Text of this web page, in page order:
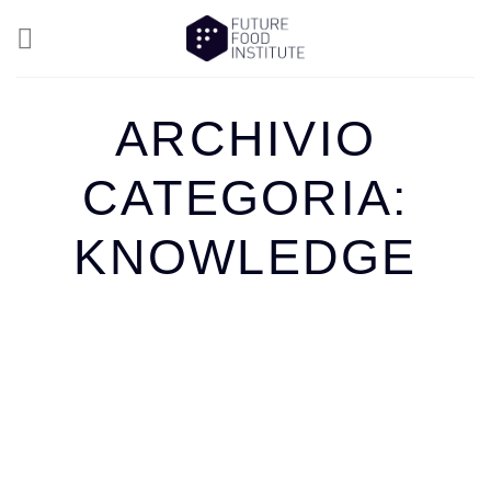
ARCHIVIO
CATEGORIA:
KNOWLEDGE